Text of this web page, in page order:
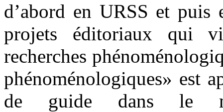
d’abord en URSS et
projets éditoriaux qui
recherches
phénoménologiques» est
de guide dans le